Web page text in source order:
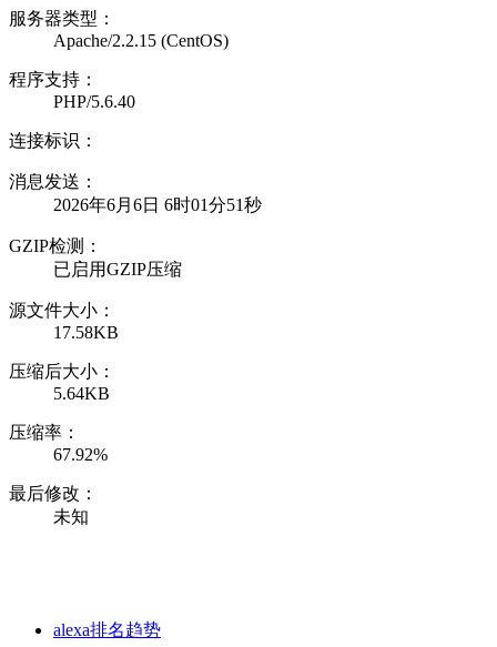
服务器类型：
Apache/2.2.15 (CentOS)
程序支持：
PHP/5.6.40
连接标识：
消息发送：
2026年6月6日 6时01分51秒
GZIP检测：
已启用GZIP压缩
源文件大小：
17.58KB
压缩后大小：
5.64KB
压缩率：
67.92%
最后修改：
未知
alexa排名趋势